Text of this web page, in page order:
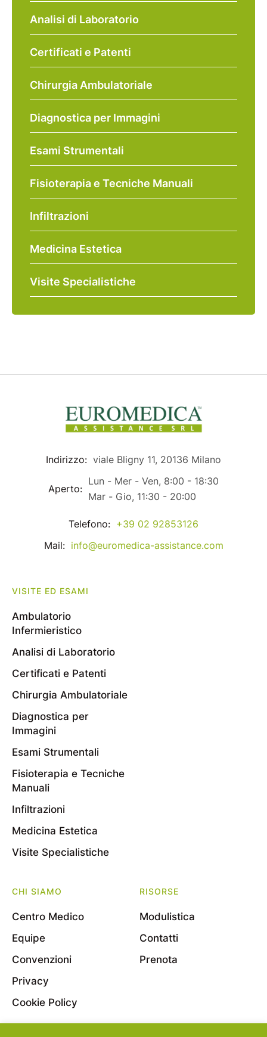
Analisi di Laboratorio
Certificati e Patenti
Chirurgia Ambulatoriale
Diagnostica per Immagini
Esami Strumentali
Fisioterapia e Tecniche Manuali
Infiltrazioni
Medicina Estetica
Visite Specialistiche
Indirizzo: viale Bligny 11, 20136 Milano
Aperto:
Lun - Mer - Ven, 8:00 - 18:30
Mar - Gio, 11:30 - 20:00
Telefono: +39 02 92853126
Mail: info@euromedica-assistance.com
VISITE ED ESAMI
Ambulatorio
Infermieristico
Analisi di Laboratorio
Certificati e Patenti
Chirurgia Ambulatoriale
Diagnostica per
Immagini
Esami Strumentali
Fisioterapia e Tecniche
Manuali
Infiltrazioni
Medicina Estetica
Visite Specialistiche
CHI SIAMO
Centro Medico
Equipe
Convenzioni
Privacy
Cookie Policy
RISORSE
Modulistica
Contatti
Prenota